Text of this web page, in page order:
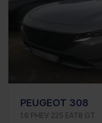
PEUGEOT 308
1.6 PHEV 225 EAT8 GT